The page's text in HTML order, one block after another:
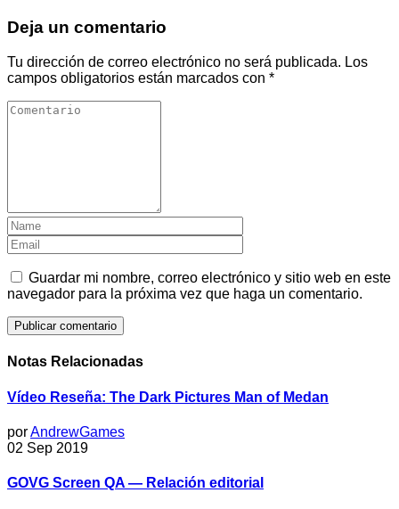
Deja un comentario
Tu dirección de correo electrónico no será publicada. Los
campos obligatorios están marcados con *
Guardar mi nombre, correo electrónico y sitio web en este
navegador para la próxima vez que haga un comentario.
Notas Relacionadas
Vídeo Reseña: The Dark Pictures Man of Medan
porAndrewGames
02 Sep 2019
GOVG Screen QA — Relación editorial